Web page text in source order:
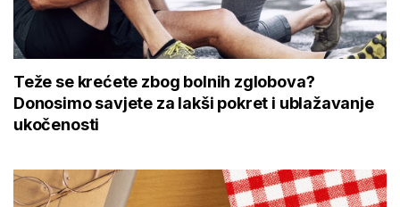
Teže se krećete zbog bolnih zglobova?
Donosimo savjete za lakši pokret i ublažavanje
ukočenosti